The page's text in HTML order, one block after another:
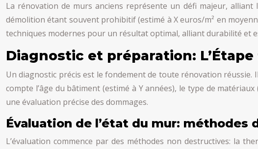
La rénovation de murs anciens représente un défi majeur,
démolition étant souvent prohibitif (estimé à X euros/m² en
techniques modernes pour un résultat optimal, alliant durabilité et
Diagnostic et préparation:
Un diagnostic précis est le fondement de toute rénovation
compte l’âge du bâtiment (estimé à Y années), le type de
une évaluation précise des dommages.
Évaluation de l’état du mur: méthodes
L’évaluation commence par des méthodes non destructives: la